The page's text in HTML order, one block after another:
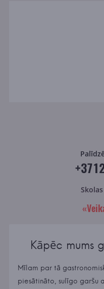
Kāpēc mums
Mīlam par tā
piesātināto, sulīgo garšu